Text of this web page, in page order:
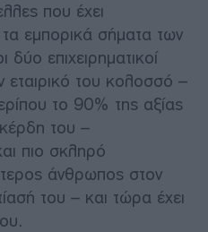
που έχει
εμπορικά σήματα των
δύο επιχειρηματικοί
εταιρικό του κολοσσό –
το 90% της αξίας
του –
πιο σκληρό
άνθρωπος στον
του – και τώρα έχει